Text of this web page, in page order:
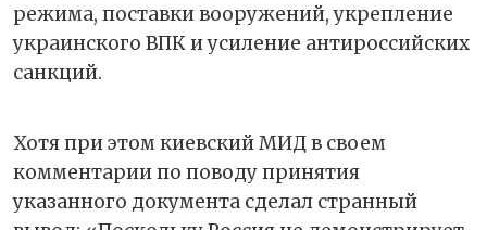
режима, поставки вооружений, укрепление
украинского ВПК и усиление антироссийских
санкций.
Хотя при этом киевский МИД в своем
комментарии по поводу принятия
указанного документа сделал странный